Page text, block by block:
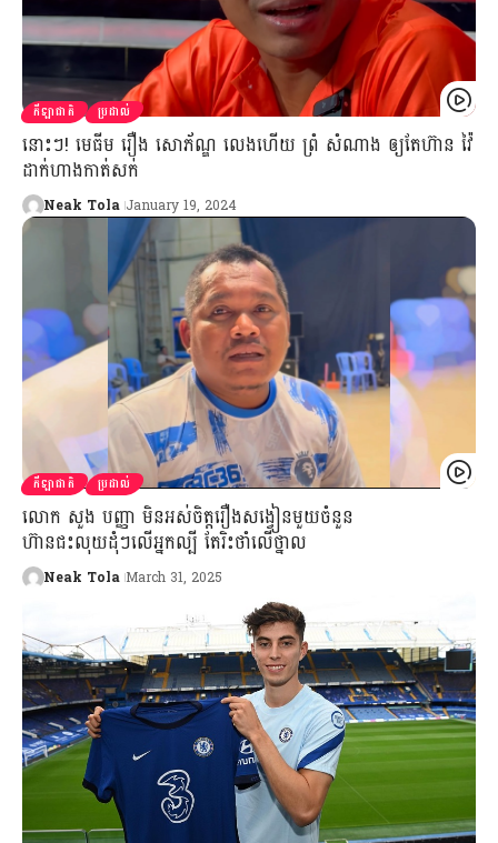
កីឡាជាតិ ប្រដាល់
នោះៗ! មេធីម រឿង សោភ័ណ្ឌ លេងហើយ ព្រំ សំណាង ឲ្យតែហ៊ាន វ៉ៃ
ដាក់ហាងកាត់សក់
Neak Tola January 19, 2024
កីឡាជាតិ ប្រដាល់
លោក សួង បញ្ញា មិនអស់ចិត្តរឿងសង្វៀនមួយចំនួន
ហ៊ានជះលុយដុំៗលើអ្នកល្បី តែរិះថាំលើថ្នាល
Neak Tola March 31, 2025